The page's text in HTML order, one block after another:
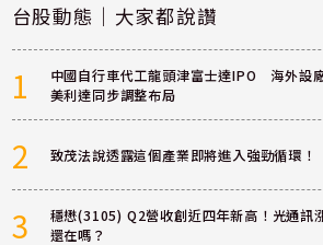
台股動態｜大家都說讚
1
中國自行車代工龍頭津富士達IPO 海外設
美利達同步調整布局
2 致茂法說透露這個產業即將進入強勁循環！
3
穩懋(3105) Q2營收創近四年新高！光通訊
還在嗎？